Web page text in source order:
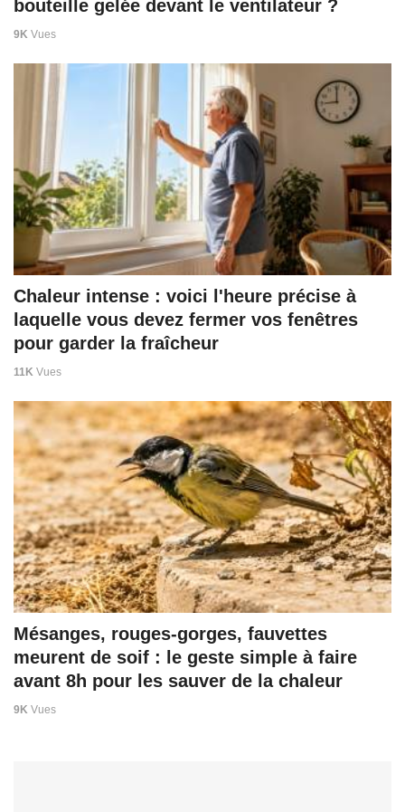
bouteille gelée devant le ventilateur ?
9K Vues
Chaleur intense : voici l'heure précise à
laquelle vous devez fermer vos fenêtres
pour garder la fraîcheur
11K Vues
Mésanges, rouges-gorges, fauvettes
meurent de soif : le geste simple à faire
avant 8h pour les sauver de la chaleur
9K Vues